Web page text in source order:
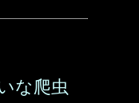
な爬虫